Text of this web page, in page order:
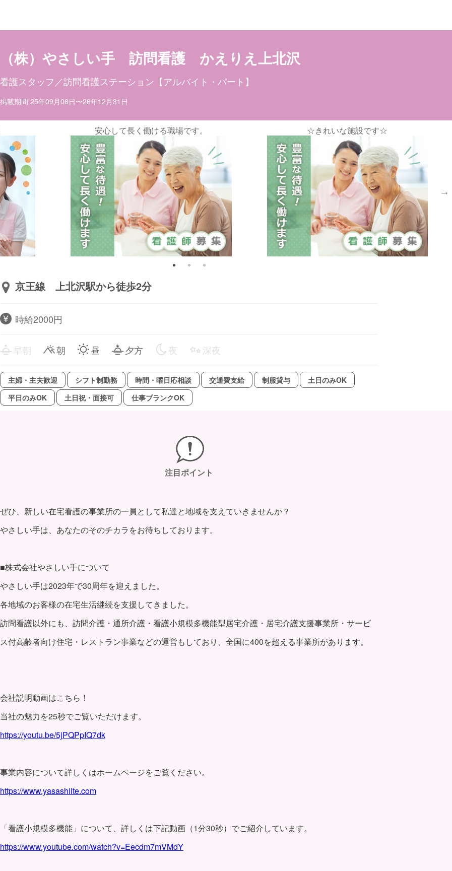
（株）やさしい手 訪問看護 かえりえ上北沢
看護スタッフ／訪問看護ステーション【アルバイト・パート】
掲載期間 25年09月06日〜26年12月31日
る職場です。 ☆きれいな施設です☆ 高時給のパート求人です！
京王線 上北沢駅から徒歩2分
時給2000円
早朝 朝 昼 夕方 夜 深夜
主婦・主夫歓迎 シフト制勤務 時間・曜日応相談 交通費支給 制服貸与
土日のみOK
平日のみOK
土日祝・面接可 仕事ブランクOK
注目ポイント
ぜひ、新しい在宅看護の事業所の一員として私達と地域を支えていきませんか？
やさしい手は、あなたのそのチカラをお待ちしております。
■株式会社やさしい手について
やさしい手は2023年で30周年を迎えました。
各地域のお客様の在宅生活継続を支援してきました。
訪問看護以外にも、訪問介護・通所介護・看護小規模多機能型居宅介護・居宅介護支援事業所・サービ
ス付高齢者向け住宅・レストラン事業などの運営もしており、全国に400を超える事業所があります。
会社説明動画はこちら！
当社の魅力を25秒でご覧いただけます。
https://youtu.be/5jPQPpIQ7dk
事業内容について詳しくはホームページをご覧ください。
https://www.yasashiite.com
「看護小規模多機能」について、詳しくは下記動画（1分30秒）でご紹介しています。
https://www.youtube.com/watch?v=Eecdm7mVMdY